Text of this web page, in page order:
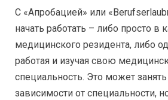
С «Апробацией» или
начать работать – либо просто в
медицинского резидента, либо
работая и изучая свою
специальность. Это может
зависимости от специальности,